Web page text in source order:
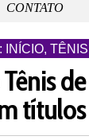
CONTATO
INÍCIO,